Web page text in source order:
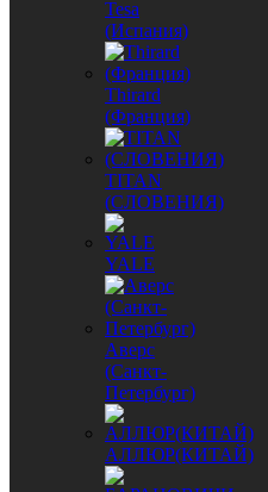
Tesa
(Испания)
Thirard
(Франция)
TITAN
(СЛОВЕНИЯ)
YALE
Аверс
(Санкт-
Петербург)
АЛЛЮР(КИТАЙ)